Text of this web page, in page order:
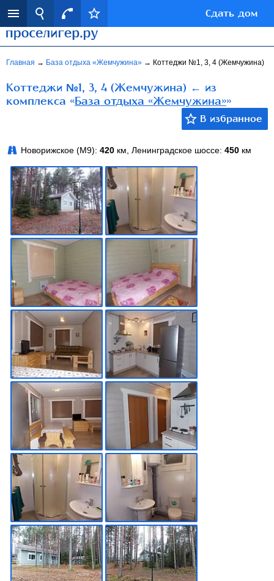
Сдать дом
Главная → База отдыха «Жемчужина» → Коттеджи №1, 3, 4 (Жемчужина)
Коттеджи №1, 3, 4 (Жемчужина) ← из
комплекса «База отдыха «Жемчужина»»
Новорижское (М9): 420 км, Ленинградское шоссе: 450 км